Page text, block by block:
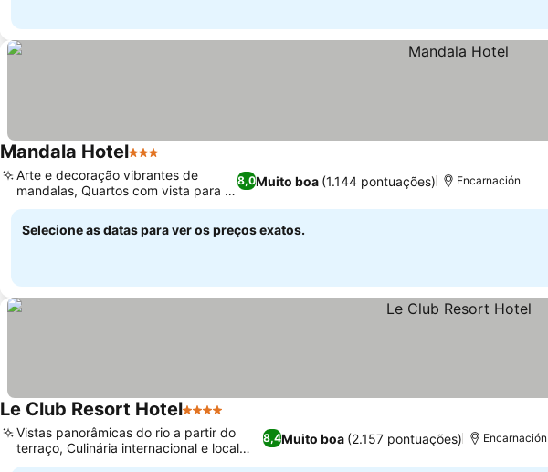
Mandala Hotel3 Estrelas
8,0Muito boa (1.144 pontuações)
Arte e decoração vibrantes de
mandalas, Quartos com vista para a
cidade
Encarnación
Selecione as datas para ver os preços exatos.
Le Club Resort Hotel4 Estrelas
8,4Muito boa (2.157 pontuações)
Vistas panorâmicas do rio a partir do
terraço, Culinária internacional e local
diversificada
Encarnación